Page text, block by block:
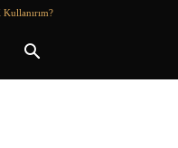
Kullanırım?